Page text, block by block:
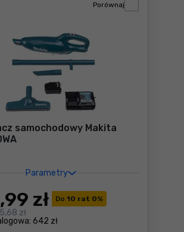
samochodowy Makita
Parametry
Do 10 rat 0%
642 zł
,99 zł
zł
Porównaj